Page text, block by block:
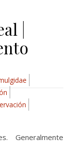
|
Generalmente